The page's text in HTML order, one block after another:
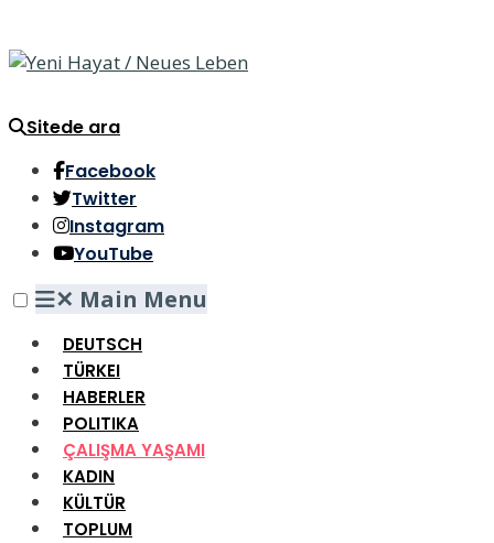
Sitede ara
Facebook
Twitter
Instagram
YouTube
✕ Main Menu
DEUTSCH
TÜRKEI
HABERLER
POLITIKA
ÇALIŞMA YAŞAMI
KADIN
KÜLTÜR
TOPLUM